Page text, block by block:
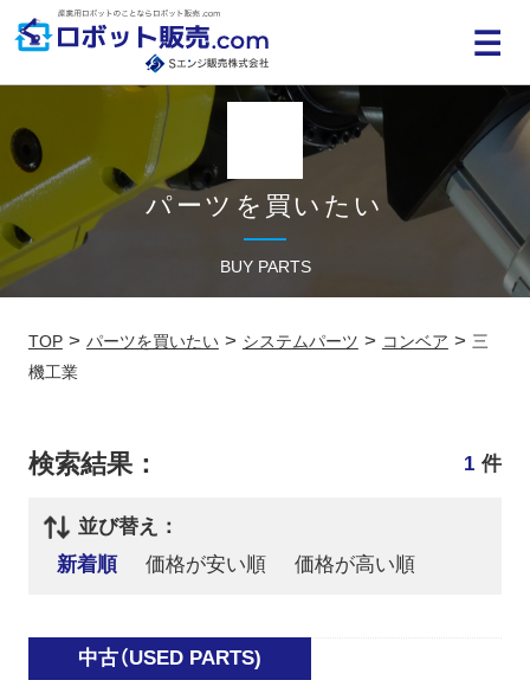
パーツを買いたい
BUY PARTS
TOP> パーツを買いたい> システムパーツ > コンベア > 三
機工業
検索結果： 1 件
並び替え：
新着順
価格が安い順 価格が高い順